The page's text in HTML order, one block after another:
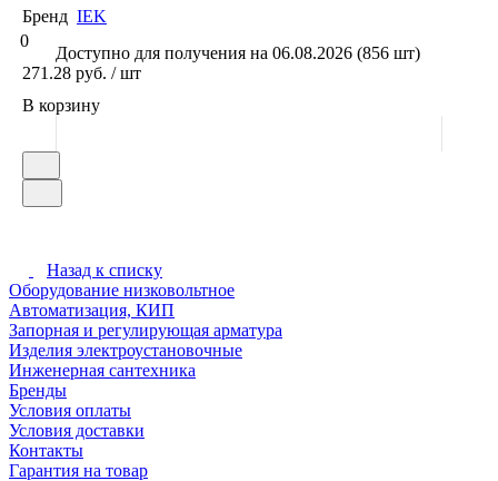
Бренд IEK
0
Доступно для получения на 06.08.2026 (856 шт)
271.28 руб. / шт
В корзину
Назад к списку
Оборудование низковольтное
Автоматизация, КИП
Запорная и регулирующая арматура
Изделия электроустановочные
Инженерная сантехника
Бренды
Условия оплаты
Условия доставки
Контакты
Гарантия на товар